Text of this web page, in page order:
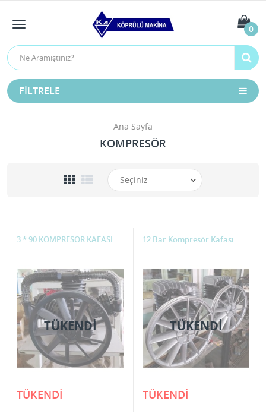
0
FILTRELE
Ana Sayfa
KOMPRESÖR
3 * 90 KOMPRESÖR KAFASI
TÜKENDİ
TÜKENDI
12 Bar Kompresör Kafası
TÜKENDİ
TÜKENDI